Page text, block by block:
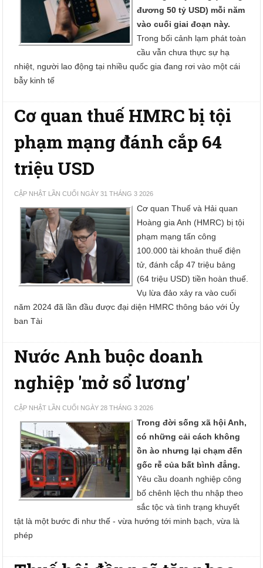
đương 50 tỷ USD) mỗi năm
vào cuối giai đoạn này.
Trong bối cảnh lạm phát toàn
cầu vẫn chưa thực sự hạ
nhiệt, người lao động tại nhiều quốc gia đang rơi vào một cái
bẫy kinh tế
Cơ quan thuế HMRC bị tội
phạm mạng đánh cắp 64
triệu USD
CẬP NHẬT LẦN CUỐI NGÀY 31 THÁNG 3 2026
Cơ quan Thuế và Hải quan
Hoàng gia Anh (HMRC) bị tội
phạm mạng tấn công
100.000 tài khoản thuế điện
tử, đánh cắp 47 triệu bảng
(64 triệu USD) tiền hoàn thuế.
Vụ lừa đảo xảy ra vào cuối
năm 2024 đã lần đầu được đại diện HMRC thông báo với Ủy
ban Tài
Nước Anh buộc doanh
nghiệp 'mở sổ lương'
CẬP NHẬT LẦN CUỐI NGÀY 28 THÁNG 3 2026
Trong đời sống xã hội Anh,
có những cải cách không
ồn ào nhưng lại chạm đến
gốc rễ của bất bình đẳng.
Yêu cầu doanh nghiệp công
bố chênh lệch thu nhập theo
sắc tộc và tình trạng khuyết
tật là một bước đi như thế - vừa hướng tới minh bạch, vừa là
phép